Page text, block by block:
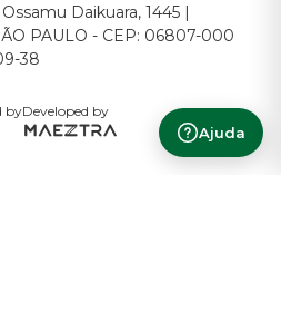
Ajuda
Daikuara, 1445 |
PAULO - CEP: 06807-000
38
byDeveloped by